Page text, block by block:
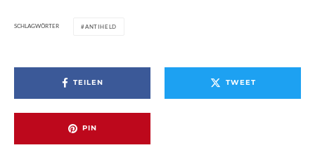
SCHLAGWÖRTER ANTIHELD
TEILEN TWEET
PIN